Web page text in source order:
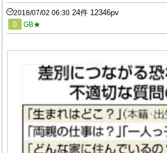
2018/07/02 06:30 24件 12346pv
0 GB★